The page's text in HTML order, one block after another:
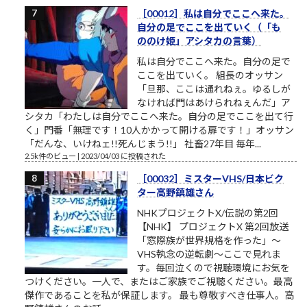
［00012］私は自分でここへ来た。
自分の足でここを出ていく（「も
ののけ姫」アシタカの言葉）
私は自分でここへ来た。自分の足で
ここを出ていく。 組長のオッサン
「旦那、ここは通れねぇ。ゆるしが
なければ門はあけられねぇんだ」ア
シタカ「わたしは自分でここへ来た。自分の足でここを出て行
く」門番「無理です！10人かかって開ける扉です！」オッサン
「だんな、いけねェ!!死んじまう!!」 社畜27年目 毎年...
2.5k件のビュー | 2023/04/03 に投稿された
［00032］ミスターVHS/日本ビク
ター高野鎮雄さん
NHKプロジェクトX/伝説の第2回
【NHK】 プロジェクトX 第2回放送
「窓際族が世界規格を作った」～
VHS執念の逆転劇～ここで見れま
す。毎回泣くので視聴環境にお気を
つけください。一人で、またはご家族でご視聴ください。最高
傑作であることを私が保証します。 最も尊敬すべき仕事人。高